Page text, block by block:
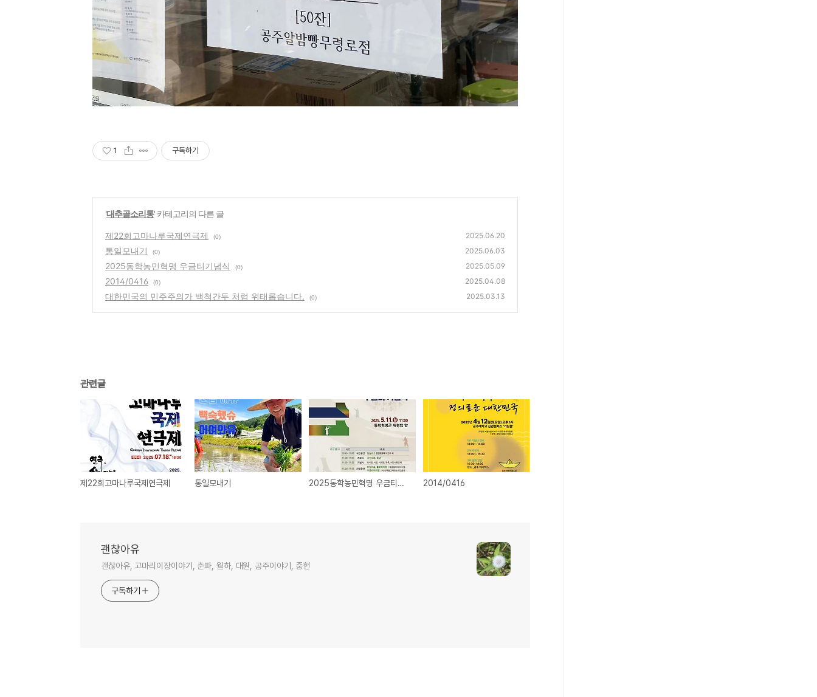
1 구독하기
'대추골소리통' 카테고리의 다른 글
제22회고마나루국제연극제 (0) 2025.06.20
통일모내기 (0) 2025.06.03
2025동학농민혁명 우금티기념식 (0) 2025.05.09
2014/0416 (0) 2025.04.08
대한민국의 민주주의가 백척간두 처럼 위태롭습니다. (0) 2025.03.13
관련글
제22회고마나루국제연극제 통일모내기 2025동학농민혁명 우금티기념식 2014/0416
괜찮아유
괜찮아유, 고마리이장이야기, 춘파, 월하, 대원, 공주이야기, 중헌
구독하기